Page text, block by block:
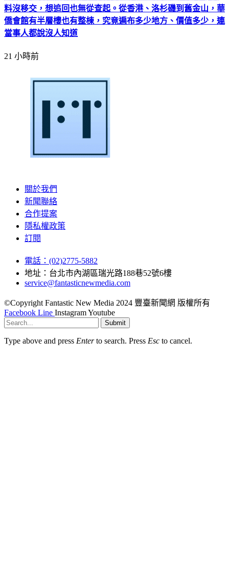
料沒移交，想追回也無從查起。從香港、洛杉磯到舊金山，華
僑會館有半層樓也有整棟，究竟遍布多少地方、價值多少，連
當事人都說沒人知道
21 小時前
關於我們
新聞聯絡
合作提案
隱私權政策
訂閱
電話：(02)2775-5882
地址：台北市內湖區瑞光路188巷52號6樓
service@fantasticnewmedia.com
©Copyright Fantastic New Media 2024 豐臺新聞網 版權所有
Facebook Line InstagramYoutube
Submit
Type above and press Enterto search. Press Esc to cancel.